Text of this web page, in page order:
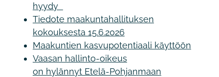
hyydy
Tiedote maakuntahallituksen
kokouksesta 15.6.2026
Maakuntien kasvupotentiaali käyttöön
Vaasan hallinto-oikeus
on hylännyt Etelä-Pohjanmaan